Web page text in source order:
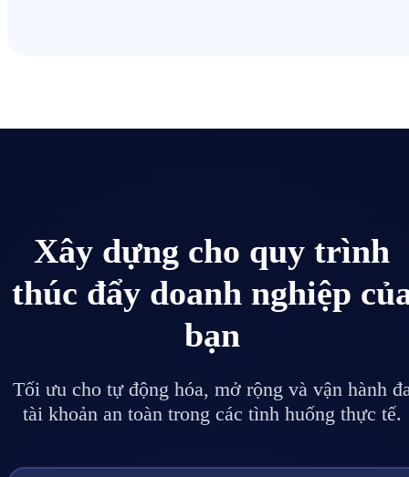
Xây dựng cho quy trình
thúc đẩy doanh nghiệp
bạn
Tối ưu cho tự động hóa, mở rộng và vận hành
tài khoản an toàn trong các tình huống thực tế.